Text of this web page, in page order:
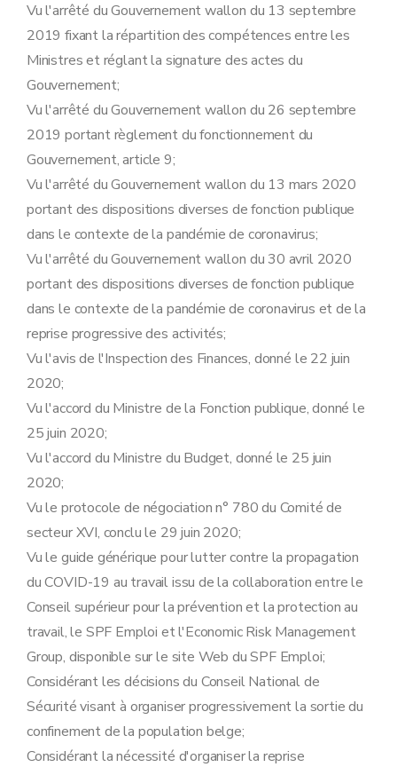
Vu l'arrêté du Gouvernement wallon du 13 septembre
2019 fixant la répartition des compétences entre les
Ministres et réglant la signature des actes du
Gouvernement;
Vu l'arrêté du Gouvernement wallon du 26 septembre
2019 portant règlement du fonctionnement du
Gouvernement, article 9;
Vu l'arrêté du Gouvernement wallon du 13 mars 2020
portant des dispositions diverses de fonction publique
dans le contexte de la pandémie de coronavirus;
Vu l'arrêté du Gouvernement wallon du 30 avril 2020
portant des dispositions diverses de fonction publique
dans le contexte de la pandémie de coronavirus et de la
reprise progressive des activités;
Vu l'avis de l'Inspection des Finances, donné le 22 juin
2020;
Vu l'accord du Ministre de la Fonction publique, donné le
25 juin 2020;
Vu l'accord du Ministre du Budget, donné le 25 juin
2020;
Vu le protocole de négociation n° 780 du Comité de
secteur XVI, conclu le 29 juin 2020;
Vu le guide générique pour lutter contre la propagation
du COVID-19 au travail issu de la collaboration entre le
Conseil supérieur pour la prévention et la protection au
travail, le SPF Emploi et l'Economic Risk Management
Group, disponible sur le site Web du SPF Emploi;
Considérant les décisions du Conseil National de
Sécurité visant à organiser progressivement la sortie du
confinement de la population belge;
Considérant la nécessité d'organiser la reprise